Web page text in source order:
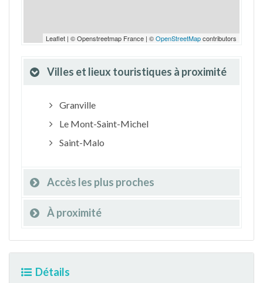
Leaflet | © Openstreetmap France | ©OpenStreetMapcontributors
Villes et lieux touristiques à proximité
Granville
Le Mont-Saint-Michel
Saint-Malo
Accès les plus proches
À proximité
Détails